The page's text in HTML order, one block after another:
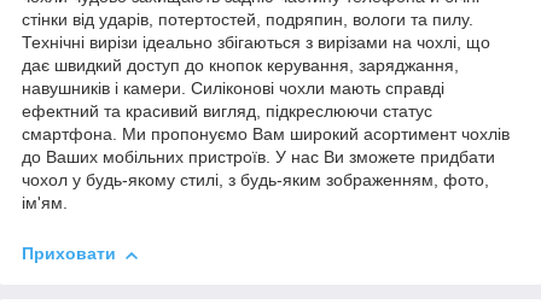
стінки від ударів, потертостей, подряпин, вологи та пилу.
Технічні вирізи ідеально збігаються з вирізами на чохлі, що
дає швидкий доступ до кнопок керування, заряджання,
навушників і камери. Силіконові чохли мають справді
ефектний та красивий вигляд, підкреслюючи статус
смартфона. Ми пропонуємо Вам широкий асортимент чохлів
до Ваших мобільних пристроїв. У нас Ви зможете придбати
чохол у будь-якому стилі, з будь-яким зображенням, фото,
ім'ям.
Приховати